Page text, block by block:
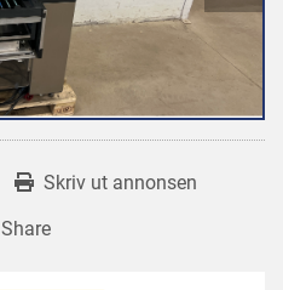
Skriv ut annonsen
Share